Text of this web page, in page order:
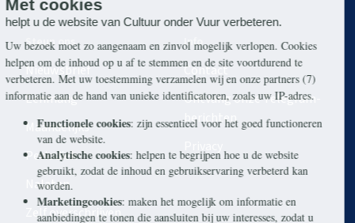
Steun ons
Nieuwsbrief
Eenmalig
Maandelijks
Periodiek
Nalaten
Zelf overschrijven
Info
Contact
Ontvang onze Telegram-
berichten